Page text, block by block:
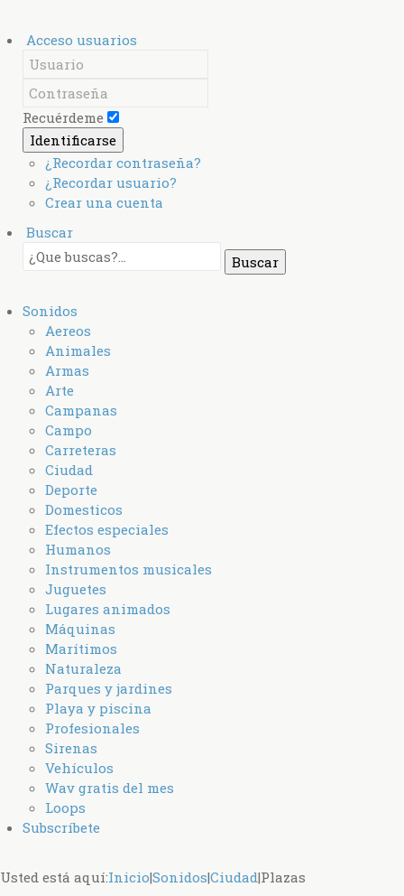
Acceso usuarios
Recuérdeme
Identificarse
¿Recordar contraseña?
¿Recordar usuario?
Crear una cuenta
Buscar
Sonidos
Aereos
Animales
Armas
Arte
Campanas
Campo
Carreteras
Ciudad
Deporte
Domesticos
Efectos especiales
Humanos
Instrumentos musicales
Juguetes
Lugares animados
Máquinas
Marítimos
Naturaleza
Parques y jardines
Playa y piscina
Profesionales
Sirenas
Vehículos
Wav gratis del mes
Loops
Subscríbete
Usted está aquí:Inicio|Sonidos|Ciudad|Plazas